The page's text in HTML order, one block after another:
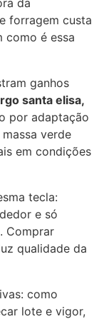
forragem custa
como é essa
ganhos
santa elisa,
por adaptação
verde
em condições
tecla:
e só
Comprar
qualidade da
como
lote e vigor,